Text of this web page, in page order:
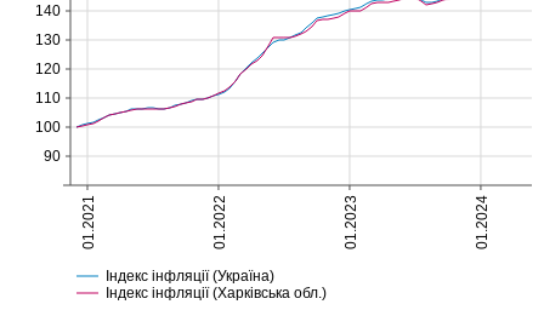
01.2021 01.2022 01.2023 01.2024
90
100
110
120
130
140
Індекс інфляції (Україна)
Індекс інфляції (Харківська обл.)